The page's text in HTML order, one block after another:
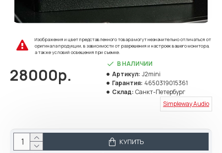
Изображения и цвет представленного товара могут незначительно отличаться от
оригинала продукции, в зависимости от разрешения и настроек вашего монитора,
а также условий освещения при съемке.
28000р.
В НАЛИЧИИ
Артикул: J2mini
Гарантия: 4650319015361
Склад: Санкт-Петербург
Simpleway Audio
КУПИТЬ